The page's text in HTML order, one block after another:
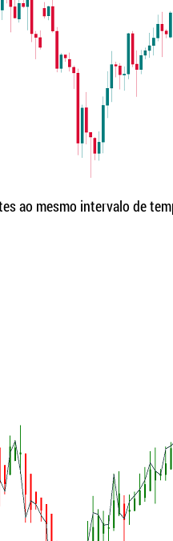
ao mesmo intervalo de